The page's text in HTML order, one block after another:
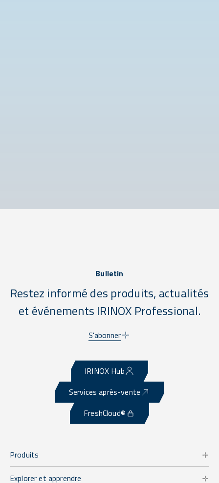
Bulletin
Restez informé des produits, actualités
et événements IRINOX Professional.
S'abonner
IRINOX Hub
Services après-vente
FreshCloud®
Produits
Explorer et apprendre